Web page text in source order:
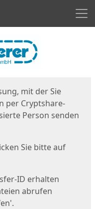
mit der Sie
per Cryptshare-
Person senden
Sie bitte auf
ID erhalten
abrufen